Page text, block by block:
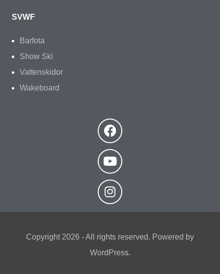
SVWF
Barfota
Show Ski
Vattenskidor
Wakeboard
Copyright 2026 - All rights reserved. Powered by
WordPress.